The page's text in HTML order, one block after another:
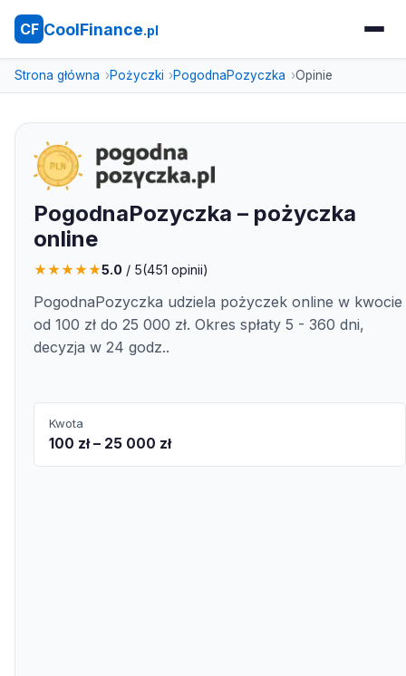
CF CoolFinance.pl
Strona główna Pożyczki PogodnaPozyczka Opinie
PogodnaPozyczka – pożyczka
online
★★★★★5.0 / 5(451 opinii)
PogodnaPozyczka udziela pożyczek online w kwocie
od 100 zł do 25 000 zł. Okres spłaty 5 - 360 dni,
decyzja w 24 godz..
Kwota
100 zł – 25 000 zł